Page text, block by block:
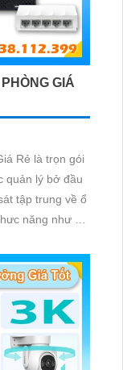
GIÁ
Rẻ là trọn gói
quản lý bở đầu
tập trung về ổ
năng như AI